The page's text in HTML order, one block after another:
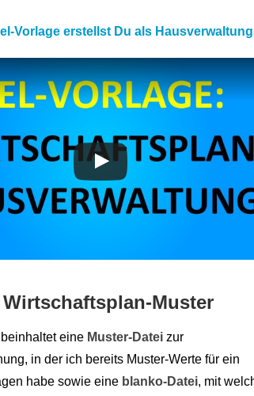
Vorlage erstellst Du als
Muster
eine Muster-Datei zur
in der ich bereits Muster-Werte für ein
habe sowie eine blanko-Datei, mit